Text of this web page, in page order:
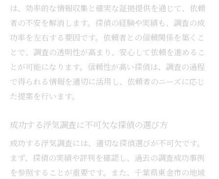
は、効率的な情報収集と確実な証拠提供を通じて、依頼
者の不安を解消します。探偵の経験や実績も、調査の成
功率を左右する要因です。依頼者との信頼関係を築くこ
とで、調査の透明性が高まり、安心して依頼を進めるこ
とが可能になります。信頼性が高い探偵は、調査の過程
で得られる情報を適切に活用し、依頼者のニーズに応じ
た提案を行います。
成功する浮気調査に不可欠な探偵の選び方
成功する浮気調査には、適切な探偵選びが不可欠です。
まず、探偵の実績や評判を確認し、過去の調査成功事例
を参照することが重要です。また、千葉県東金市の地域